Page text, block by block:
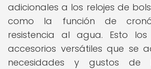
adicionales a los relojes de
como la función de
resistencia al agua. Esto
accesorios versátiles que se
necesidades y gustos de